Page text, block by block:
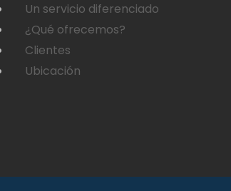
Un servicio diferenciado
¿Qué ofrecemos?
Clientes
Ubicación